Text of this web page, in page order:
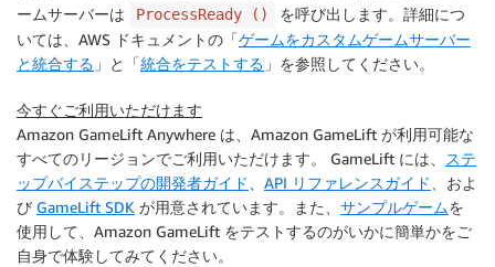
ームサーバーは
ProcessReady ()
を呼び出します。詳細につ
いては、AWS ドキュメントの「ゲームをカスタムゲームサーバー
と統合する 」と「統合をテストする 」を参照してください。
今すぐご利用いただけます
Amazon GameLift Anywhere は、Amazon GameLift が利用可能な
すべてのリージョンでご利用いただけます。 GameLift には、
ステ
ップバイステップの開発者ガイド
API リファレンスガイド
、およ
び GameLift SDK が用意されています。また、 サンプルゲームを
使用して、Amazon GameLift をテストするのがいかに簡単かをご
自身で体験してみてください。